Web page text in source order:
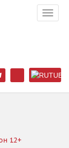
12+